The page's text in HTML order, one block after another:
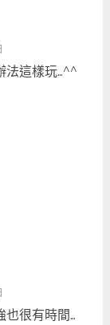
法這樣玩…^^
也很有時間…